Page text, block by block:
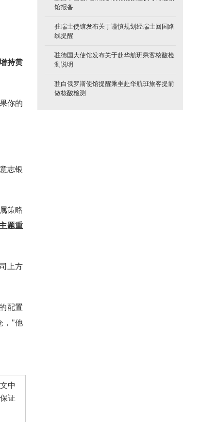
持黄
你的
志银
策略
题重
上方
配置
，"他
中
证
馆报备
驻瑞士使馆发布关于谨慎规划经瑞士回国路
线提醒
驻德国大使馆发布关于赴华航班乘客核酸检
测说明
驻白俄罗斯使馆提醒乘坐赴华航班旅客提前
做核酸检测